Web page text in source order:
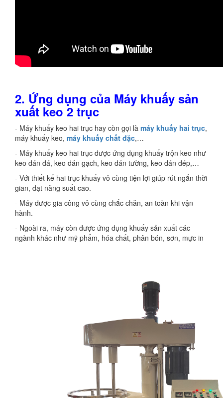
2. Ứng dụng của Máy khuấy sản
xuất keo 2 trục
- Máy khuấy keo hai trục hay còn gọi là máy khuấy hai trục,
máy khuấy keo, máy khuấy chất đặc,…
- Máy khuấy keo hai trục được ứng dụng khuấy trộn keo như
keo dán đá, keo dán gạch, keo dán tường, keo dán dép,…
- Với thiết kế hai trục khuấy vô cùng tiện lợi giúp rút ngắn thời
gian, đạt năng suất cao.
- Máy được gia công vô cùng chắc chăn, an toàn khi vận
hành.
- Ngoài ra, máy còn được ứng dụng khuấy sản xuất các
ngành khác như mỹ phẩm, hóa chất, phân bón, sơn, mực in